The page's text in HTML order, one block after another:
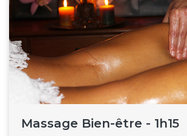
Massage Bien-être - 1h15